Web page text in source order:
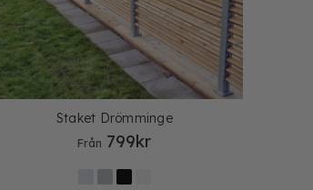
Staket Drömminge
Från 799kr